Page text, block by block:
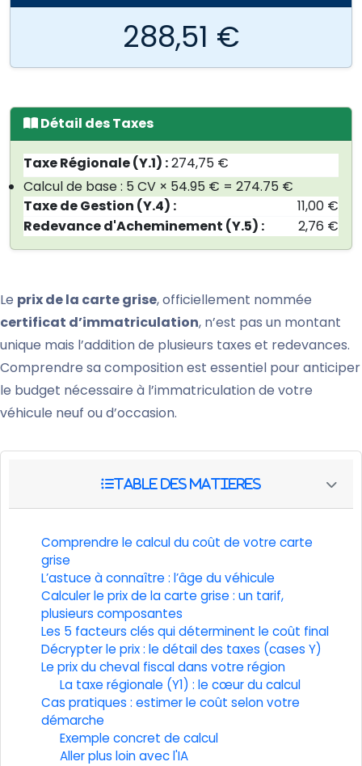
288,51 €
Détail des Taxes
Taxe Régionale (Y.1) :274,75 €
Calcul de base : 5 CV × 54.95 € = 274.75 €
Taxe de Gestion (Y.4) :
11,00 €
Redevance d'Acheminement (Y.5) :
2,76 €
Le prix de la carte grise, officiellement nommée
certificat d’immatriculation, n’est pas un montant
unique mais l’addition de plusieurs taxes et redevances.
Comprendre sa composition est essentiel pour anticiper
le budget nécessaire à l’immatriculation de votre
véhicule neuf ou d’occasion.
Comprendre le calcul du coût de votre carte
grise
L’astuce à connaître : l’âge du véhicule
Calculer le prix de la carte grise : un tarif,
plusieurs composantes
Les 5 facteurs clés qui déterminent le coût final
Décrypter le prix : le détail des taxes (cases Y)
Le prix du cheval fiscal dans votre région
La taxe régionale (Y1) : le cœur du calcul
Cas pratiques : estimer le coût selon votre
démarche
Exemple concret de calcul
Aller plus loin avec l'IA